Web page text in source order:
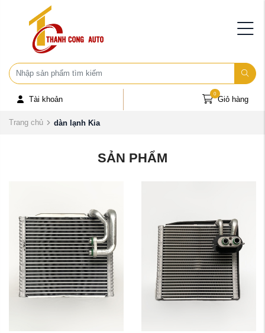
Tài khoản Giỏ hàng
0
Trang chủ dàn lạnh Kia
SẢN PHẨM